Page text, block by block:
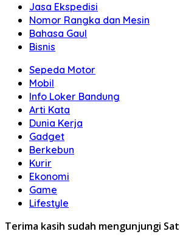
Jasa Ekspedisi
Nomor Rangka dan Mesin
Bahasa Gaul
Bisnis
Sepeda Motor
Mobil
Info Loker Bandung
Arti Kata
Dunia Kerja
Gadget
Berkebun
Kurir
Ekonomi
Game
Lifestyle
Terima kasih sudah mengunjungi